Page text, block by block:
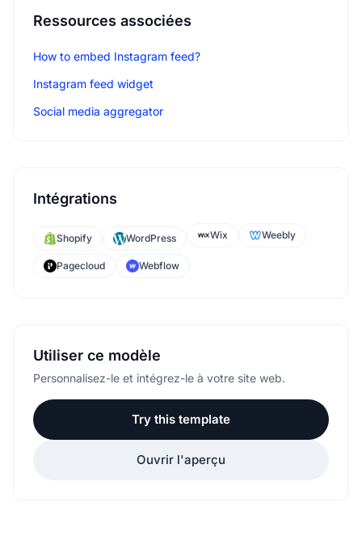
Ressources associées
How to embed Instagram feed?
Instagram feed widget
Social media aggregator
Intégrations
Shopify WordPress Wix Weebly
Pagecloud Webflow
Utiliser ce modèle
Personnalisez-le et intégrez-le à votre site web.
Try this template
Ouvrir l'aperçu